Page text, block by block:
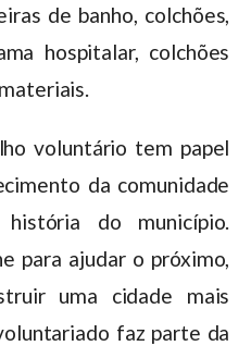
de banho, colchões,
hospitalar, colchões
voluntário tem papel
da comunidade
do município.
para ajudar o próximo,
uma cidade mais
faz parte da